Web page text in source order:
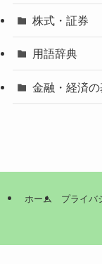
株式・証券
用語辞典
金融・経済の
ホーム プライバ